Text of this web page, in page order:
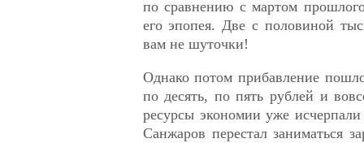
по сравнению с мартом прошлого
его эпопея. Две с половиной
вам не шуточки!
Однако потом прибавление
по десять, по пять рублей и
ресурсы экономии уже
Санжаров перестал заниматься